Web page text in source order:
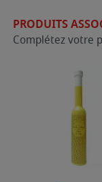
PRODUITS
Complétez votre